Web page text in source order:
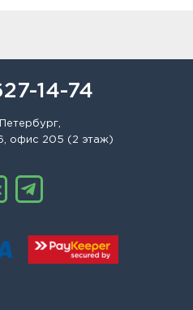
14-74
офис 205 (2 этаж)